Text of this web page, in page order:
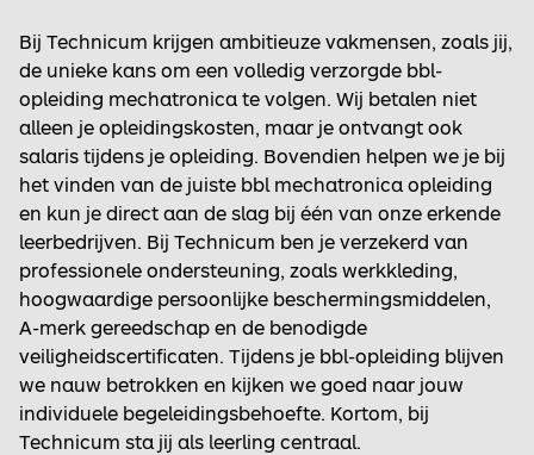
Bij Technicum krijgen ambitieuze vakmensen, zoals jij,
de unieke kans om een volledig verzorgde bbl-
opleiding mechatronica te volgen. Wij betalen niet
alleen je opleidingskosten, maar je ontvangt ook
salaris tijdens je opleiding. Bovendien helpen we je bij
het vinden van de juiste bbl mechatronica opleiding
en kun je direct aan de slag bij één van onze erkende
leerbedrijven. Bij Technicum ben je verzekerd van
professionele ondersteuning, zoals werkkleding,
hoogwaardige persoonlijke beschermingsmiddelen,
A-merk gereedschap en de benodigde
veiligheidscertificaten. Tijdens je bbl-opleiding blijven
we nauw betrokken en kijken we goed naar jouw
individuele begeleidingsbehoefte. Kortom, bij
Technicum sta jij als leerling centraal.